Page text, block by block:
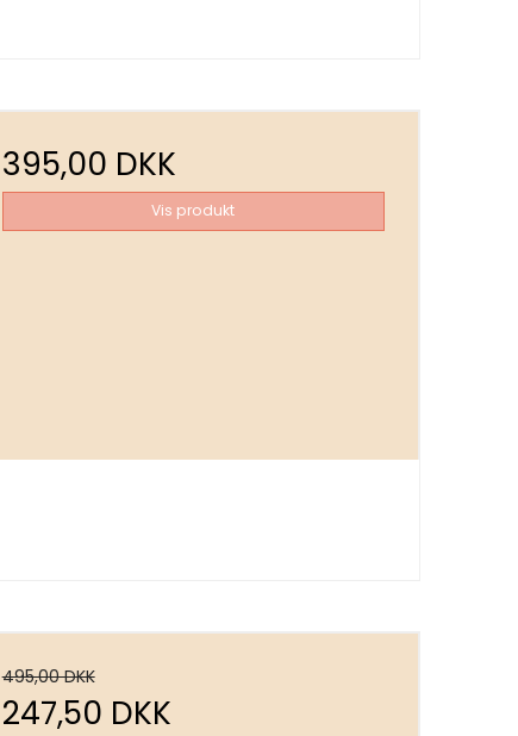
395,00 DKK
Vis produkt
495,00 DKK
247,50 DKK